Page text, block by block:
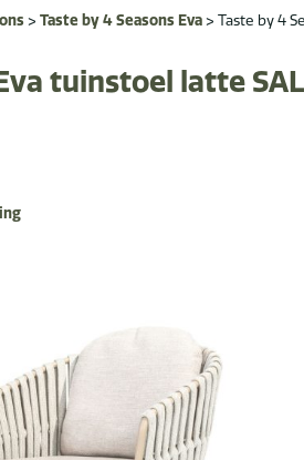
> Taste by 4 Seasons Eva> Taste by 4
tuinstoel latte